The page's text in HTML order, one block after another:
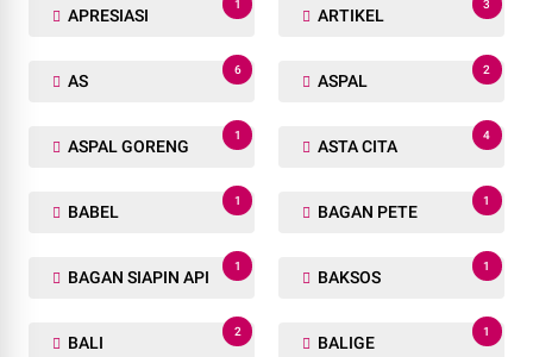
APRESIASI
1
ARTIKEL
3
AS
6
ASPAL
2
ASPAL GORENG
1
ASTA CITA
4
BABEL
1
BAGAN PETE
1
BAGAN SIAPIN API
1
BAKSOS
1
BALI
2
BALIGE
1